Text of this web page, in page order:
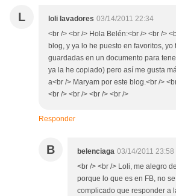
L loli lavadores 03/14/2011 22:34
<br /> <br /> Hola Belén:<br /> <br />
blog, y ya lo he puesto en favoritos,
guardadas en un documento para
ya la he copiado) pero así me gusta
a<br /> Maryam por este blog.<br />
<br /> <br /> <br /> <br />
Responder
B belenciaga 03/14/2011 23:58
<br /> <br /> Loli, me alegro
porque lo que es en FB, no
complicado que responder a